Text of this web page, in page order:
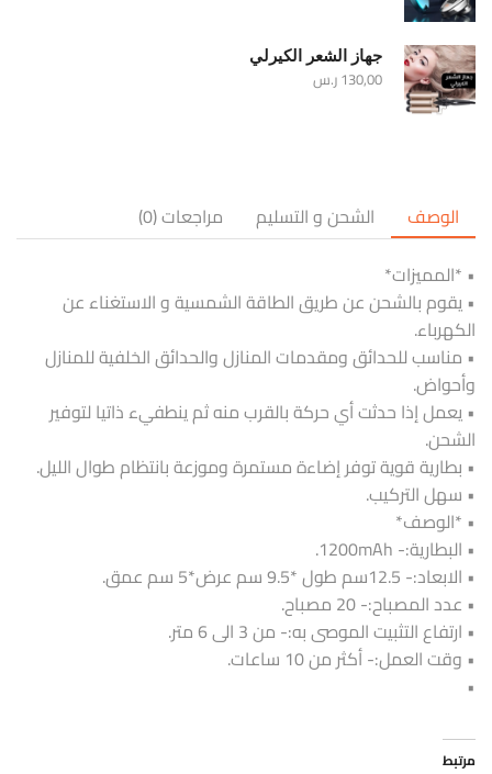
جهاز الشعر الكيرلي
130,00ر.س
الوصف الشحن و التسليم
مراجعات (0)
• *المميزات*
• يقوم بالشحن عن طريق الطاقة الشمسية و الاستغناء عن
الكهرباء.
• مناسب للحدائق ومقدمات المنازل والحدائق الخلفية للمنازل
وأحواض.
• يعمل إذا حدثت أي حركة بالقرب منه ثم ينطفيء ذاتيا لتوفير
الشحن.
• بطارية قوية توفر إضاءة مستمرة وموزعة بانتظام طوال الليل.
• سهل التركيب.
• *الوصف*
• البطارية:- 1200mAh.
• الابعاد:- 12.5سم طول *9.5 سم عرض*5 سم عمق.
• عدد المصباح:- 20 مصباح.
• ارتفاع التثبيت الموصى به:- من 3 الى 6 متر.
• وقت العمل:- أكثر من 10 ساعات.
•
مرتبط